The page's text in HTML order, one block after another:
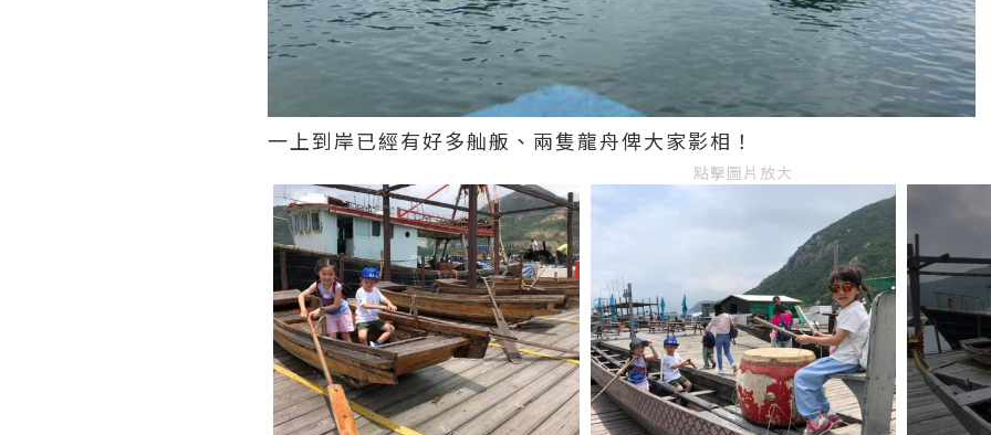
一上到岸已經有好多舢舨、兩隻龍舟俾大家影相！
點擊圖片放大